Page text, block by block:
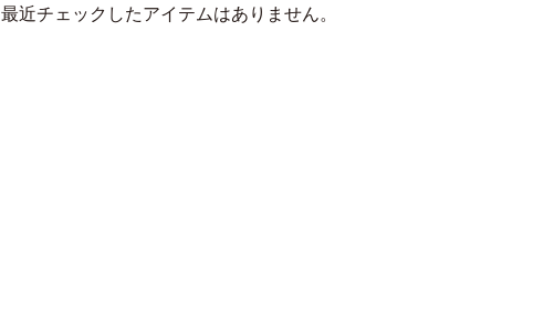
最近チェックしたアイテムはありません。